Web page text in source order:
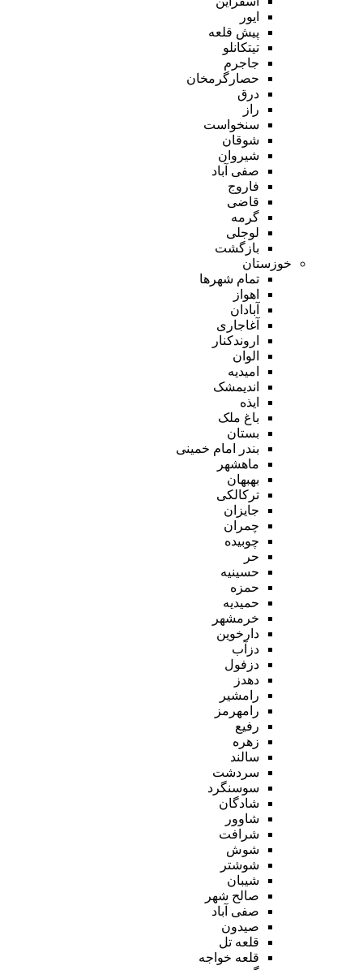
ایور
پیش قلعه
تیتکانلو
جاجرم
حصارگرمخان
درق
راز
سنخواست
شوقان
شیروان
صفی آباد
فاروج
قاضی
گرمه
لوجلی
بازگشت
خوزستان
تمام شهر‌ها
اهواز
آبادان
آغاجاری
اروندکنار
الوان
امیدیه
اندیمشک
ایذه
باغ ملک
بستان
بندر امام خمینی
ماهشهر
بهبهان
ترکالکی
جایزان
چمران
چوبیده
حر
حسینیه
حمزه
حمیدیه
خرمشهر
دارخوین
دزآب
دزفول
دهدز
رامشیر
رامهرمز
رفیع
زهره
سالند
سردشت
سوسنگرد
شادگان
شاوور
شرافت
شوش
شوشتر
شیبان
صالح شهر
صفی آباد
صیدون
قلعه تل
قلعه خواجه